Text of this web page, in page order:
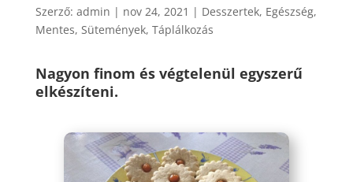
Szerző: admin | nov 24, 2021 | Desszertek, Egészség,
Mentes, Sütemények, Táplálkozás
Nagyon finom és végtelenül egyszerű
elkészíteni.